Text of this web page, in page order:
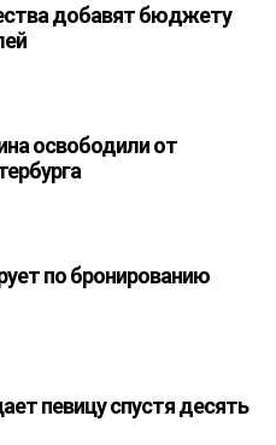
добавят бюджету
освободили от
по бронированию
певицу спустя десять